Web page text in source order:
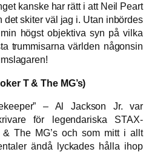
kanske har rätt i att Neil Peart
det skiter väl jag i. Utan inbördes
högst objektiva syn på vilka
trummisarna världen någonsin
T & The MG’s)
– Al Jackson Jr. var
för legendariska STAX-
The MG’s och som mitt i allt
ändå lyckades hålla ihop